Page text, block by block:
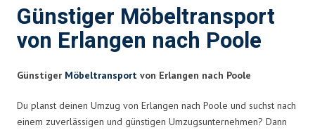
Günstiger Möbeltransport
von Erlangen nach Poole
Günstiger Möbeltransport von Erlangen nach Poole
Du planst deinen Umzug von Erlangen nach Poole und suchst nach
einem zuverlässigen und günstigen Umzugsunternehmen? Dann